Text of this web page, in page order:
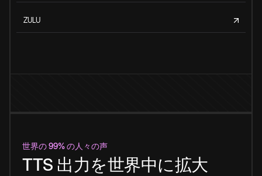
ZULU
世界の 99% の人々の声
TTS 出力を世界中に拡大